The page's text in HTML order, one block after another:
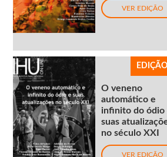
VER EDIÇÃO
O veneno
automático e
infinito do ódio
suas
no século XXI
VER EDIÇÃO